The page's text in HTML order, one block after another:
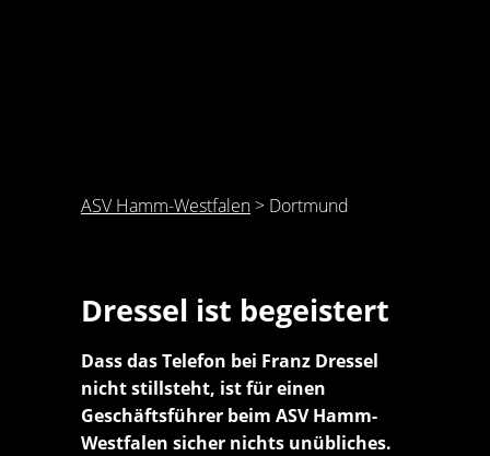
ASV Hamm-Westfalen > Dortmund
Dressel ist begeistert
Dass das Telefon bei Franz Dressel
nicht stillsteht, ist für einen
Geschäftsführer beim ASV Hamm-
Westfalen sicher nichts unübliches.